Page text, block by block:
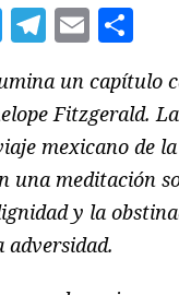
TwitterEmail
un capítulo
Fitzgerald.
mexicano de
una meditación
y la